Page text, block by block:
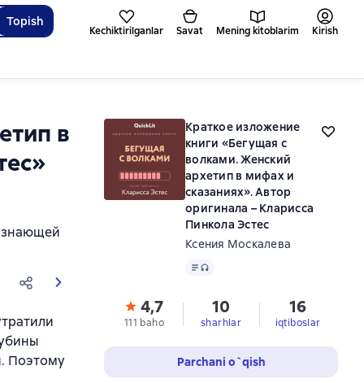
Topish
Kechiktirilganlar Savat Mening kitoblarim Kirish
в
знающей
Поэтому
Краткое изложение
книги «Бегущая с
волками. Женский
архетип в мифах и
сказаниях». Автор
оригинала – Кларисса
Пинкола Эстес
Ксения Москалева
Matn
4,7
111 baho
10
sharhlar
16
iqtiboslar
Parchani o`qish